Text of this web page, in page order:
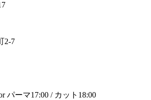
2-7
パーマ17:00 / カット18:00